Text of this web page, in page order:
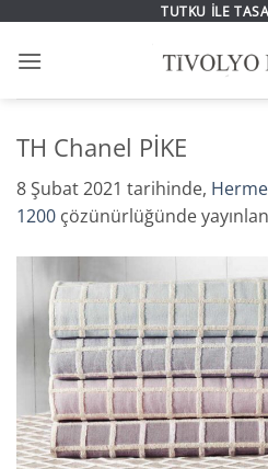
TUTKU İLE
TH Chanel PİKE
8 Şubat 2021 tarihinde,
1200 çözünürlüğünde